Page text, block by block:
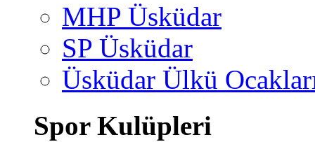
MHP Üsküdar
SP Üsküdar
Üsküdar Ülkü
Spor Kulüpleri